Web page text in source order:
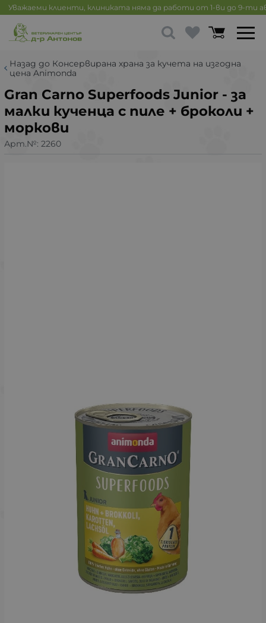
Уважаеми клиенти, клиниката няма да работи от 1-ви до 9-ти
Назад до Консервирана храна за кучета на изгодна
цена Animonda
Gran Carno Superfoods Junior - за
малки кученца с пиле + броколи +
моркови
Арт.№: 2260